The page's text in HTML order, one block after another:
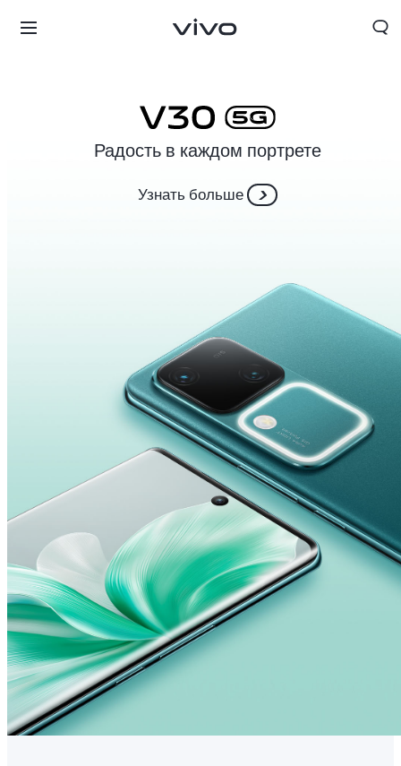
Tajikistan | Выберите страну/регион
Радость в каждом портрете
Узнать больше